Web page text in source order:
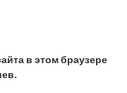
в этом браузере